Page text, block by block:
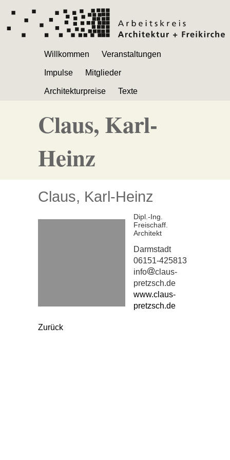
Navigation
Willkommen Veranstaltungen
Impulse Mitglieder
Architekturpreise Texte
Claus, Karl-
Heinz
Claus, Karl-Heinz
Dipl.-Ing.
Freischaff.
Architekt
Darmstadt
06151-425813
infoclaus-
pretzsch.de
www.claus-
pretzsch.de
Zurück